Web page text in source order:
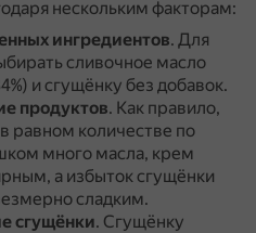
нескольким факторам:
ингредиентов. Для
сливочное масло
и сгущёнку без добавок.
продуктов. Как правило,
равном количестве по
много масла, крем
а избыток сгущёнки
сладким.
сгущёнки. Сгущёнку